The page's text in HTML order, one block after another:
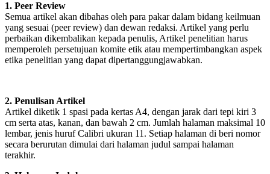
1. Peer Review
Semua artikel akan dibahas oleh para pakar dalam bidang keilmuan
yang sesuai (peer review) dan dewan redaksi. Artikel yang perlu
perbaikan dikembalikan kepada penulis, Artikel penelitian harus
memperoleh persetujuan komite etik atau mempertimbangkan aspek
etika penelitian yang dapat dipertanggungjawabkan.
2. Penulisan Artikel
Artikel diketik 1 spasi pada kertas A4, dengan jarak dari tepi kiri 3
cm serta atas, kanan, dan bawah 2 cm. Jumlah halaman maksimal 10
lembar, jenis huruf Calibri ukuran 11. Setiap halaman di beri nomor
secara berurutan dimulai dari halaman judul sampai halaman
terakhir.